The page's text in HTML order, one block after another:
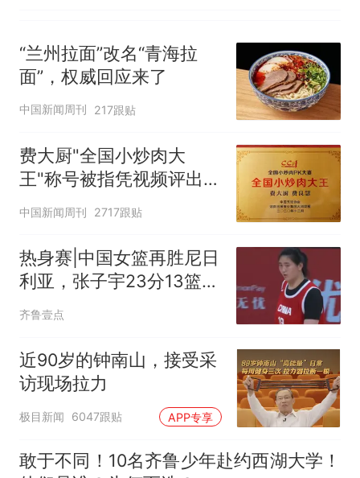
“兰州拉面”改名“青海拉
面”，权威回应来了
中国新闻周刊 217跟贴
费大厨"全国小炒肉大
王"称号被指凭视频评出
官方回应
中国新闻周刊 2717跟贴
热身赛|中国女篮再胜尼日
利亚，张子宇23分13篮板
表现抢眼
齐鲁壹点
近90岁的钟南山，接受采
访现场拉力
极目新闻 6047跟贴 APP专享
敢于不同！10名齐鲁少年赴约西湖大学！